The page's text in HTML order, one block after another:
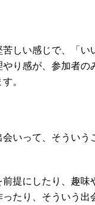
しい感じで、「い
り感が、参加者の
。
いって、そういう
前提にしたり、趣味
ったり、そういう出